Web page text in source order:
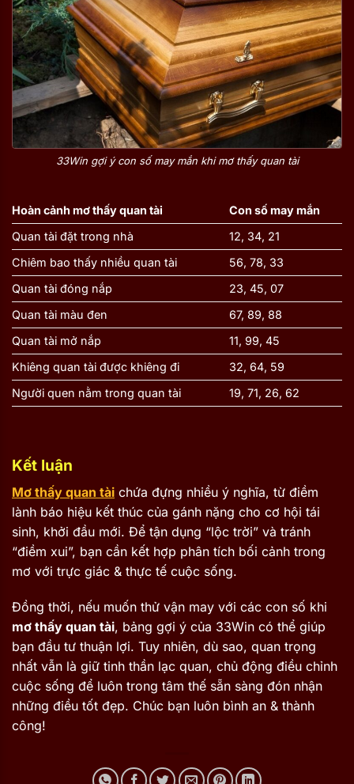
33Win gợi ý con số may mắn khi mơ thấy quan tài
Hoàn cảnh mơ thấy quan tài
Con số may mắn
Quan tài đặt trong nhà
12, 34, 21
Chiêm bao thấy nhiều quan tài
56, 78, 33
Quan tài đóng nắp
23, 45, 07
Quan tài màu đen
67, 89, 88
Quan tài mở nắp
11, 99, 45
Khiêng quan tài được khiêng đi
32, 64, 59
Người quen nằm trong quan tài
19, 71, 26, 62
Kết luận
Mơ thấy quan tài chứa đựng nhiều ý nghĩa, từ điềm
lành báo hiệu kết thúc của gánh nặng cho cơ hội tái
sinh, khởi đầu mới. Để tận dụng “lộc trời” và tránh
“điềm xui”, bạn cần kết hợp phân tích bối cảnh trong
mơ với trực giác & thực tế cuộc sống.
Đồng thời, nếu muốn thử vận may với các con số khi
mơ thấy quan tài, bảng gợi ý của 33Win có thể giúp
bạn đầu tư thuận lợi. Tuy nhiên, dù sao, quan trọng
nhất vẫn là giữ tinh thần lạc quan, chủ động điều chỉnh
cuộc sống để luôn trong tâm thế sẵn sàng đón nhận
những điều tốt đẹp. Chúc bạn luôn bình an & thành
công!